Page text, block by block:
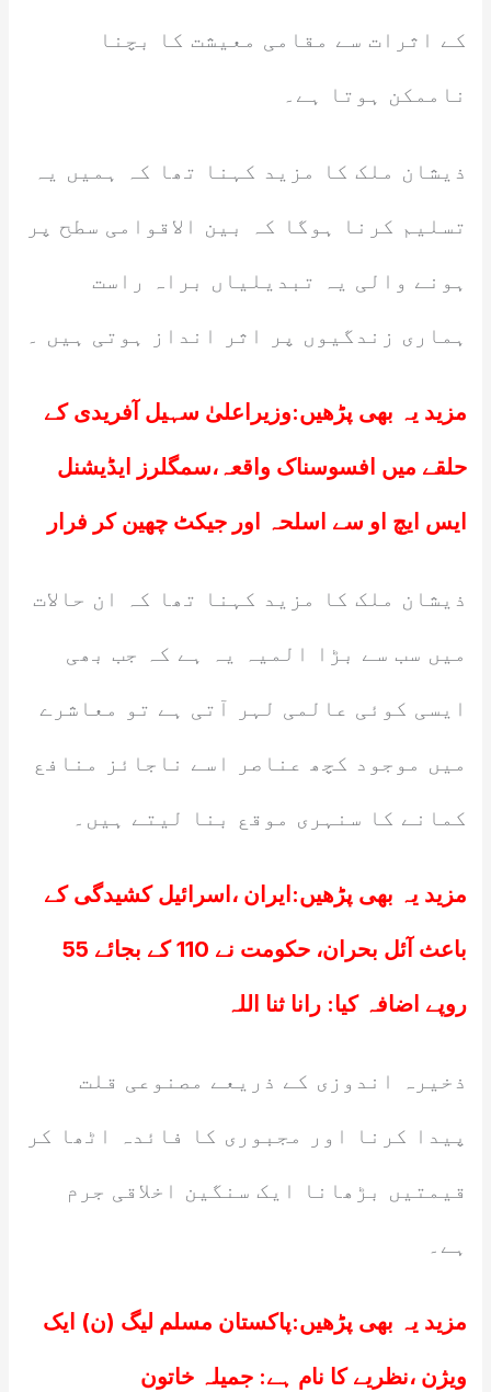
کے اثرات سے مقامی معیشت کا بچنا
ناممکن ہوتا ہے۔
ذیشان ملک کا مزید کہنا تھا کہ ہمیں یہ
تسلیم کرنا ہوگا کہ بین الاقوامی سطح پر
ہونے والی یہ تبدیلیاں براہ راست
ہماری زندگیوں پر اثر انداز ہوتی ہیں ۔
مزید یہ بھی پڑھیں:وزیراعلیٰ سہیل آفریدی کے
حلقے میں افسوسناک واقعہ،سمگلرز ایڈیشنل
ایس ایچ او سے اسلحہ اور جیکٹ چھین کر فرار
ذیشان ملک کا مزید کہنا تھا کہ ان حالات
میں سب سے بڑا المیہ یہ ہے کہ جب بھی
ایسی کوئی عالمی لہر آتی ہے تو معاشرے
میں موجود کچھ عناصر اسے ناجائز منافع
کمانے کا سنہری موقع بنا لیتے ہیں۔
مزید یہ بھی پڑھیں: ایران ،اسرائیل کشیدگی کے
باعث آئل بحران، حکومت نے 110 کے بجائے 55
روپے اضافہ کیا: رانا ثنا اللہ
ذخیرہ اندوزی کے ذریعے مصنوعی قلت
پیدا کرنا اور مجبوری کا فائدہ اٹھا کر
قیمتیں بڑھانا ایک سنگین اخلاقی جرم
ہے۔
مزید یہ بھی پڑھیں:پاکستان مسلم لیگ (ن) ایک
ویژن ،نظریے کا نام ہے: جمیلہ خاتون